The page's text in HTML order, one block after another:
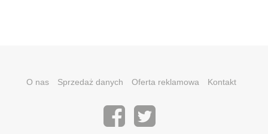
O nas Sprzedaż danych Oferta reklamowa Kontakt